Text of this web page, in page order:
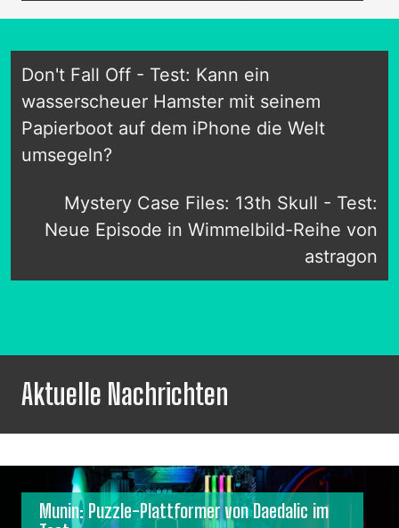
Don't Fall Off - Test: Kann ein
wasserscheuer Hamster mit seinem
Papierboot auf dem iPhone die Welt
umsegeln?
Mystery Case Files: 13th Skull - Test:
Neue Episode in Wimmelbild-Reihe von
astragon
Aktuelle Nachrichten
Munin: Puzzle-Plattformer von Daedalic im